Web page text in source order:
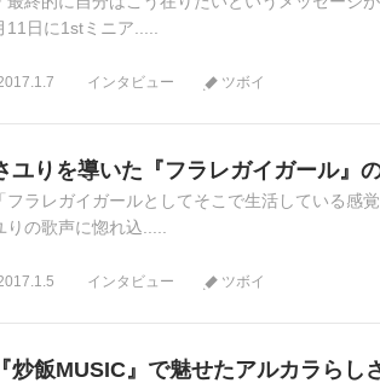
11日に1stミニア.....
インタビュー ツボイ
ユりを導いた『フラレガイガール』
「フラレガイガールとしてそこで生活している感
りの歌声に惚れ込.....
インタビュー ツボイ
『炒飯MUSIC』で魅せたアルカラらし